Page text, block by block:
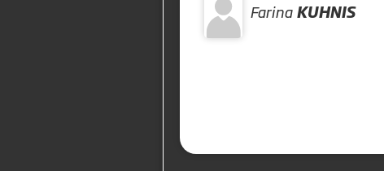
Farina KUHNIS